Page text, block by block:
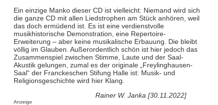
Ein einzige Manko dieser CD ist vielleicht: Niemand wird sich
die ganze CD mit allen Liedstrophen am Stück anhören, weil
das doch ermüdend ist. Es ist eine verdienstvolle
musikhistorische Demonstration, eine Repertoire-
Erweiterung – aber keine musikalische Erbauung. Die bleibt
völlig im Glauben. Außerordentlich schön ist hier jedoch das
Zusammenspiel zwischen Stimme, Laute und der Saal-
Akustik gelungen, zumal es der originale „Freylinghausen-
Saal“ der Franckeschen Stifung Halle ist: Musik- und
Religionsgeschichte wird hier Klang.
Rainer W. Janka [30.11.2022]
Anzeige